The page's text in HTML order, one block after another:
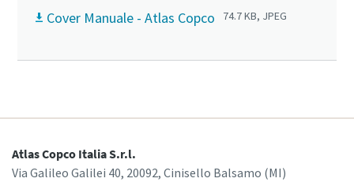
10 passaggi verso una produzione più
ecologica ed efficiente
Cover Manuale - Atlas Copco 74.7 KB, JPEG
Atlas Copco Italia S.r.l.
Via Galileo Galilei 40, 20092, Cinisello Balsamo (MI)